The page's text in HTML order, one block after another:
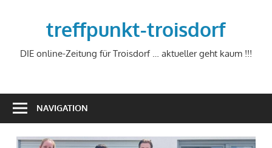
treffpunkt-troisdorf
DIE online-Zeitung für Troisdorf … aktueller geht kaum !!!
NAVIGATION